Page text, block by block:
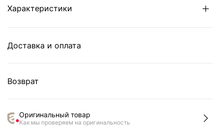
Характеристики
Доставка и оплата
Возврат
Оригинальный товар
Как мы проверяем на оригинальность